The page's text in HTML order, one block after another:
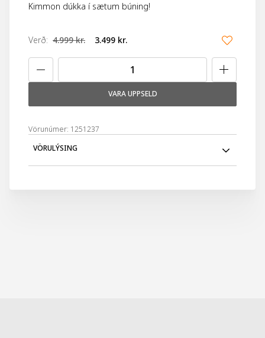
Kimmon dúkka í sætum búning!
Verð: 4.999 kr. 3.499 kr.
VARA UPPSELD
Vörunúmer: 1251237
VÖRULÝSING
8 möguleikar, getur þú safnað þeim öllum?